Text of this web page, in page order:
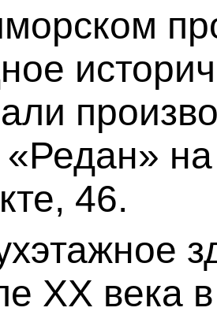
«Редан»
46.
XX века